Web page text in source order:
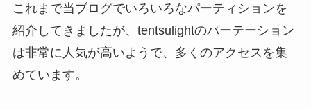
これまで当ブログでいろいろなパーティションを
紹介してきましたが、tentsulightのパーテーション
は非常に人気が高いようで、多くのアクセスを集
めています。